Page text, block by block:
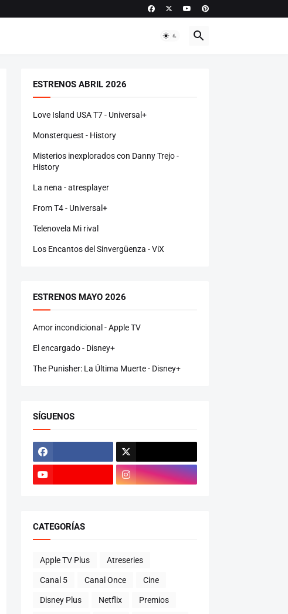
ESTRENOS ABRIL 2026
Love Island USA T7 - Universal+
Monsterquest - History
Misterios inexplorados con Danny Trejo -
History
La nena - atresplayer
From T4 - Universal+
Telenovela Mi rival
Los Encantos del Sinvergüenza - ViX
ESTRENOS MAYO 2026
Amor incondicional - Apple TV
El encargado - Disney+
The Punisher: La Última Muerte - Disney+
SÍGUENOS
CATEGORÍAS
Apple TV Plus Atreseries
Canal 5 Canal Once Cine
Disney Plus Netflix Premios